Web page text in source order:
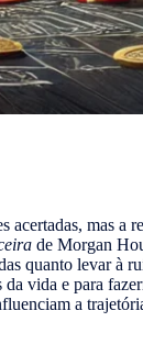
acertadas, mas a
de Morgan
quanto levar à
da vida e para
a